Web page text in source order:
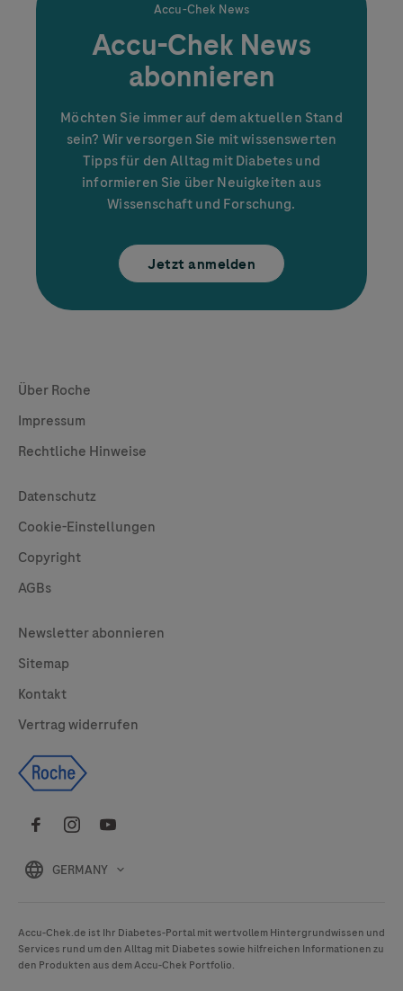
Diabetes-Symptome:
Anzeichen erkennen und
richtig deuten
Accu-Chek News
Accu-Chek News
abonnieren
Möchten Sie immer auf dem aktuellen Stand
sein? Wir versorgen Sie mit wissenswerten
Tipps für den Alltag mit Diabetes und
informieren Sie über Neuigkeiten aus
Wissenschaft und Forschung.
Jetzt anmelden
GERMANY
Global Websites
Über Roche
Impressum
Rechtliche Hinweise
Useful Links
Datenschutz
Cookie-Einstellungen
Copyright
AGBs
Legal
Newsletter abonnieren
Sitemap
Kontakt
Vertrag widerrufen
Accu-Chek.de ist Ihr Diabetes-Portal mit wertvollem Hintergrundwissen und
Services rund um den Alltag mit Diabetes sowie hilfreichen Informationen zu
den Produkten aus demAccu-Chek Portfolio.